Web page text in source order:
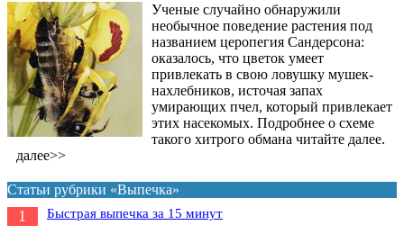
Ученые случайно обнаружили
необычное поведение растения под
названием церопегия Сандерсона:
оказалось, что цветок умеет
привлекать в свою ловушку мушек-
нахлебников, источая запах
умирающих пчел, который привлекает
этих насекомых. Подробнее о схеме
такого хитрого обмана читайте далее.
далее>>
Статьи рубрики «Выпечка»
1 Быстрая выпечка за 15 минут